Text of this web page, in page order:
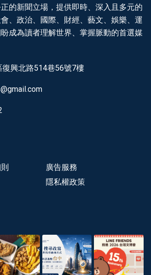
的新聞立場，提供即時、深入且多元的
、政治、國際、財經、藝文、娛樂、運
成為讀者理解世界、掌握脈動的首選媒
復興北路514巷56號7樓
廣告服務
隱私權政策